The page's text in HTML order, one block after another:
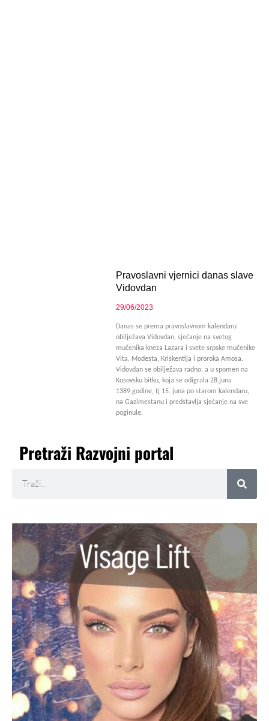
Pravoslavni vjernici danas slave
Vidovdan
29/06/2023
Danas se prema pravoslavnom kalendaru
obilježava Vidovdan, sjećanje na svetog
mučenika kneza Lazara i svete srpske mučenike
Vita, Modesta, Kriskentija i proroka Amosa.
Vidovdan se obilježava radno, a u spomen na
Kosovsku bitku, koja se odigrala 28.juna
1389.godine, tj 15. juna po starom kalendaru,
na Gazimestanu i predstavlja sjećanje na sve
poginule.
Pretraži Razvojni portal